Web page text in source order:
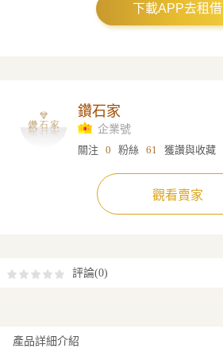
下載APP去租借
鑽石家
企業號
關注
0 粉絲 61 獲讚與收藏
觀看賣家
評論(0)
產品詳細介紹